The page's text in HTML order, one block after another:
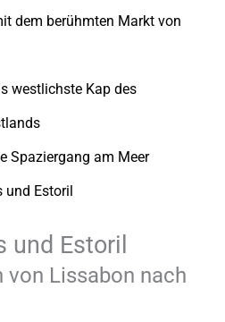
dem berühmten Markt von
westlichste Kap des
Spaziergang am Meer
Estoril
und Estoril
Lissabon nach